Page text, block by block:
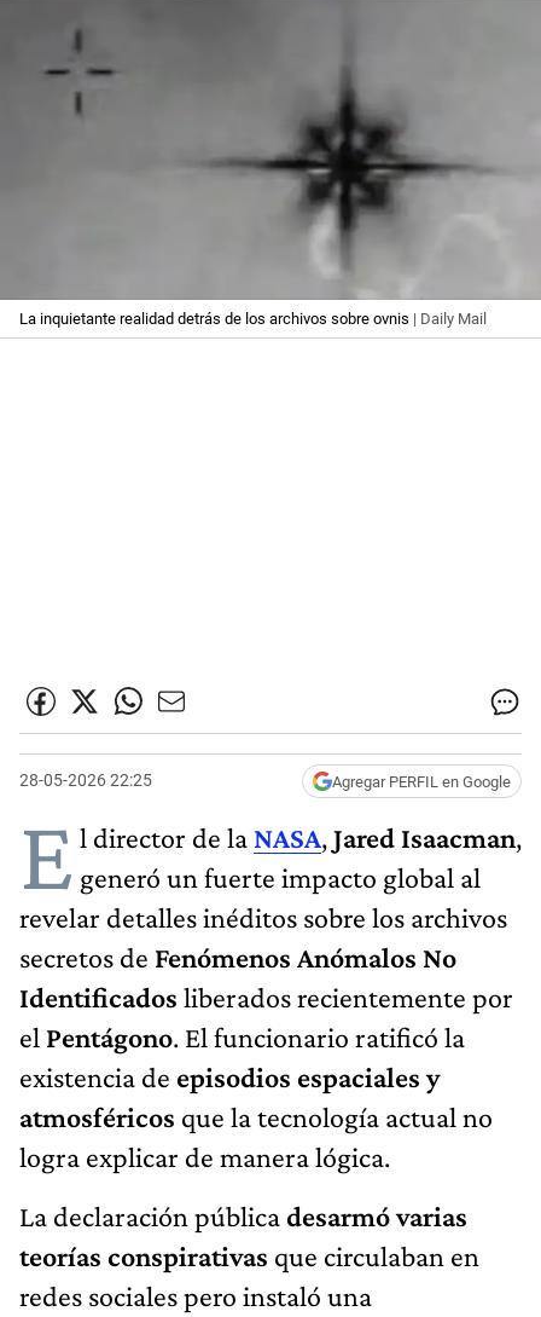
La inquietante realidad detrás de los archivos sobre ovnis | Daily Mail
28-05-2026 22:25 Agregar PERFIL en Google
E l director de la NASA,Jared Isaacman,
generó un fuerte impacto global al
revelar detalles inéditos sobre los archivos
secretos de Fenómenos Anómalos No
Identificados liberados recientemente por
el Pentágono. El funcionario ratificó la
existencia de episodios espaciales y
atmosféricos que la tecnología actual no
logra explicar de manera lógica.
La declaración públicadesarmó varias
teorías conspirativas que circulaban en
redes sociales pero instaló una